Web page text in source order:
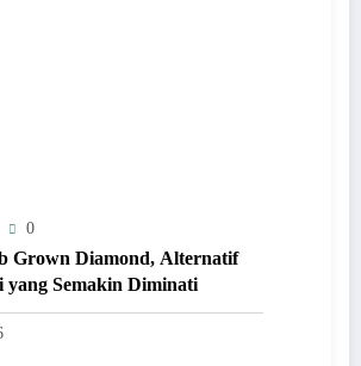
0
Grown Diamond, Alternatif
yang Semakin Diminati